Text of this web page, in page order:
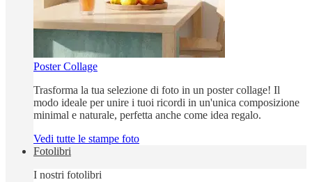
Poster Collage
Trasforma la tua selezione di foto in un poster collage! Il
modo ideale per unire i tuoi ricordi in un'unica composizione
minimal e naturale, perfetta anche come idea regalo.
Vedi tutte le stampe foto
Fotolibri
I nostri fotolibri